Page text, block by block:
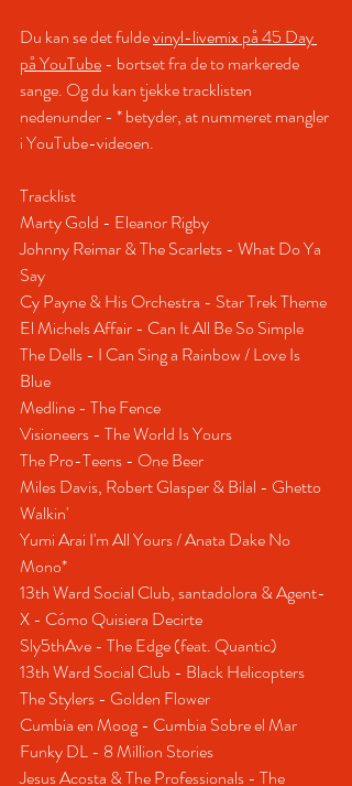
Du kan se det fulde vinyl-livemix på 45 Day
på YouTube - bortset fra de to markerede
sange. Og du kan tjekke tracklisten
nedenunder - * betyder, at nummeret mangler
i YouTube-videoen.
Tracklist
Marty Gold - Eleanor Rigby
Johnny Reimar & The Scarlets - What Do Ya
Say
Cy Payne & His Orchestra - Star Trek Theme
El Michels Affair - Can It All Be So Simple
The Dells - I Can Sing a Rainbow / Love Is
Blue
Medline - The Fence
Visioneers - The World Is Yours
The Pro-Teens - One Beer
Miles Davis, Robert Glasper & Bilal - Ghetto
Walkin'
Yumi Arai I'm All Yours / Anata Dake No
Mono*
13th Ward Social Club, santadolora & Agent-
X - Cómo Quisiera Decirte
Sly5thAve - The Edge (feat. Quantic)
13th Ward Social Club - Black Helicopters
The Stylers - Golden Flower
Cumbia en Moog - Cumbia Sobre el Mar
Funky DL - 8 Million Stories
Jesus Acosta & The Professionals - The